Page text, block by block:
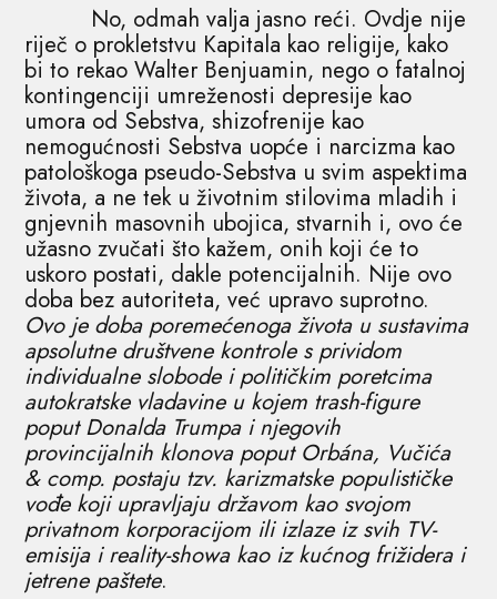
No, odmah valja jasno reći. Ovdje nije
riječ o prokletstvu Kapitala kao religije, kako
bi to rekao Walter Benjuamin, nego o fatalnoj
kontingenciji umreženosti depresije kao
umora od Sebstva, shizofrenije kao
nemogućnosti Sebstva uopće i narcizma kao
patološkoga pseudo-Sebstva u svim aspektima
života, a ne tek u životnim stilovima mladih i
gnjevnih masovnih ubojica, stvarnih i, ovo će
užasno zvučati što kažem, onih koji će to
uskoro postati, dakle potencijalnih. Nije ovo
doba bez autoriteta, već upravo suprotno.
Ovo je doba poremećenoga života u sustavima
apsolutne društvene kontrole s prividom
individualne slobode i političkim poretcima
autokratske vladavine u kojem trash-figure
poput Donalda Trumpa i njegovih
provincijalnih klonova poput Orbána, Vučića
& comp. postaju tzv. karizmatske populističke
vođe koji upravljaju državom kao svojom
privatnom korporacijom ili izlaze iz svih TV-
emisija i reality-showa kao iz kućnog frižidera i
jetrene paštete.